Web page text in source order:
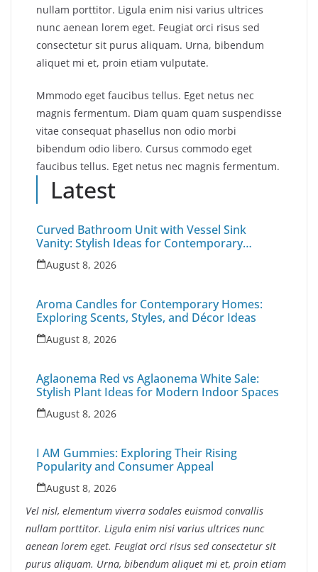
nullam porttitor. Ligula enim nisi varius ultrices
nunc aenean lorem eget. Feugiat orci risus sed
consectetur sit purus aliquam. Urna, bibendum
aliquet mi et, proin etiam vulputate.
Mmmodo eget faucibus tellus. Eget netus nec
magnis fermentum. Diam quam quam suspendisse
vitae consequat phasellus non odio morbi
bibendum odio libero. Cursus commodo eget
faucibus tellus. Eget netus nec magnis fermentum.
Latest
Curved Bathroom Unit with Vessel Sink
Vanity: Stylish Ideas for Contemporary
Bathroom Interiors
August 8, 2026
Aroma Candles for Contemporary Homes:
Exploring Scents, Styles, and Décor Ideas
August 8, 2026
Aglaonema Red vs Aglaonema White Sale:
Stylish Plant Ideas for Modern Indoor Spaces
August 8, 2026
I AM Gummies: Exploring Their Rising
Popularity and Consumer Appeal
August 8, 2026
Vel nisl, elementum viverra sodales euismod convallis
nullam porttitor. Ligula enim nisi varius ultrices nunc
aenean lorem eget. Feugiat orci risus sed consectetur sit
purus aliquam. Urna, bibendum aliquet mi et, proin etiam